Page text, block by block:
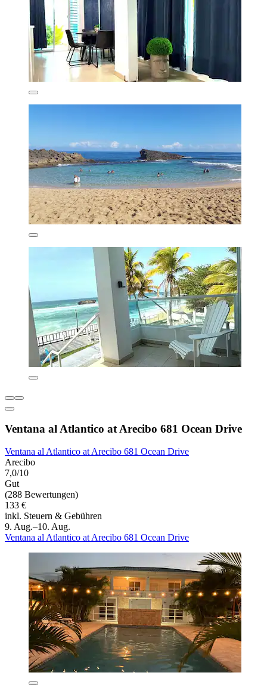
Ventana al Atlantico at Arecibo 681 Ocean Drive
Ventana al Atlantico at Arecibo 681 Ocean Drive
Arecibo
7,0/10
Gut
(288 Bewertungen)
133 €
inkl. Steuern & Gebühren
9. Aug.–10. Aug.
Ventana al Atlantico at Arecibo 681 Ocean Drive